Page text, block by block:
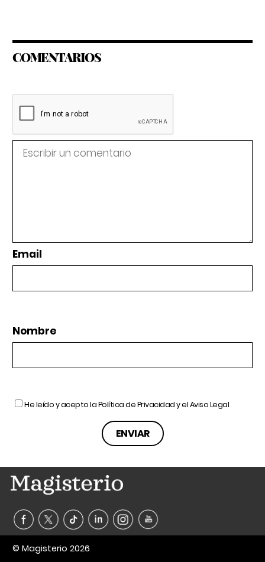
COMENTARIOS
Email
Nombre
He leído y acepto laPolítica de Privacidady elAviso Legal
© Magisterio 2026